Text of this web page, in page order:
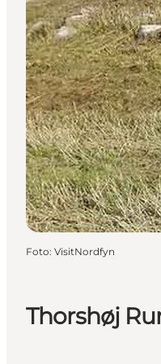
Thorshøj
Foto: VisitNordfyn